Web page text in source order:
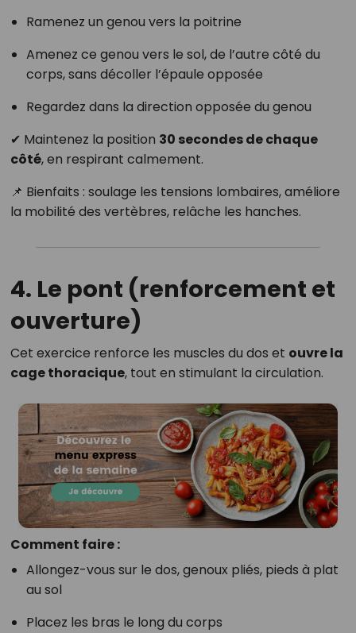
Ramenez un genou vers la poitrine
Amenez ce genou vers le sol, de l’autre côté du
corps, sans décoller l’épaule opposée
Regardez dans la direction opposée du genou
✔ Maintenez la position 30 secondes de chaque
côté, en respirant calmement.
📌 Bienfaits : soulage les tensions lombaires, améliore
la mobilité des vertèbres, relâche les hanches.
4. Le pont (renforcement et
ouverture)
Cet exercice renforce les muscles du dos et ouvre la
cage thoracique, tout en stimulant la circulation.
Comment faire :
Allongez-vous sur le dos, genoux pliés, pieds à plat
au sol
Placez les bras le long du corps